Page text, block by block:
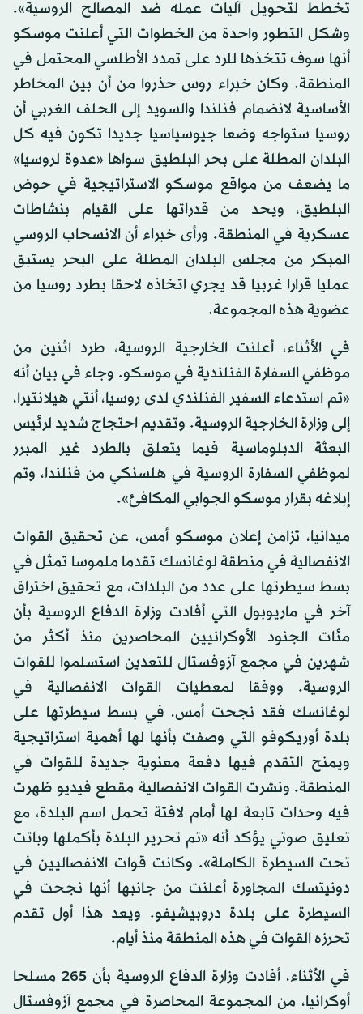
تخطط لتحويل آليات عمله ضد المصالح الروسية».
وشكل التطور واحدة من الخطوات التي أعلنت موسكو
أنها سوف تتخذها للرد على تمدد الأطلسي المحتمل في
المنطقة. وكان خبراء روس حذروا من أن بين المخاطر
الأساسية لانضمام فنلندا والسويد إلى الحلف الغربي أن
روسيا ستواجه وضعا جيوسياسيا جديدا تكون فيه كل
البلدان المطلة على بحر البلطيق سواها «عدوة لروسيا»
ما يضعف من مواقع موسكو الاستراتيجية في حوض
البلطيق، ويحد من قدراتها على القيام بنشاطات
عسكرية في المنطقة. ورأى خبراء أن الانسحاب الروسي
المبكر من مجلس البلدان المطلة على البحر يستبق
عمليا قرارا غربيا قد يجري اتخاذه لاحقا بطرد روسيا من
عضوية هذه المجموعة.
في الأثناء، أعلنت الخارجية الروسية، طرد اثنين من
موظفي السفارة الفنلندية في موسكو. وجاء في بيان أنه
«تم استدعاء السفير الفنلندي لدى روسيا، أنتي هيلانتيرا،
إلى وزارة الخارجية الروسية. وتقديم احتجاج شديد لرئيس
البعثة الدبلوماسية فيما يتعلق بالطرد غير المبرر
لموظفي السفارة الروسية في هلسنكي من فنلندا، وتم
إبلاغه بقرار موسكو الجوابي المكافئ».
ميدانيا، تزامن إعلان موسكو أمس، عن تحقيق القوات
الانفصالية في منطقة لوغانسك تقدما ملموسا تمثل في
بسط سيطرتها على عدد من البلدات، مع تحقيق اختراق
آخر في ماريوبول التي أفادت وزارة الدفاع الروسية بأن
مئات الجنود الأوكرانيين المحاصرين منذ أكثر من
شهرين في مجمع آزوفستال للتعدين استسلموا للقوات
الروسية. ووفقا لمعطيات القوات الانفصالية في
لوغانسك فقد نجحت أمس، في بسط سيطرتها على
بلدة أوريكوفو التي وصفت بأنها لها أهمية استراتيجية
ويمنح التقدم فيها دفعة معنوية جديدة للقوات في
المنطقة. ونشرت القوات الانفصالية مقطع فيديو ظهرت
فيه وحدات تابعة لها أمام لافتة تحمل اسم البلدة، مع
تعليق صوتي يؤكد أنه «تم تحرير البلدة بأكملها وباتت
تحت السيطرة الكاملة». وكانت قوات الانفصاليين في
دونيتسك المجاورة أعلنت من جانبها أنها نجحت في
السيطرة على بلدة دروبيشيفو. ويعد هذا أول تقدم
تحرزه القوات في هذه المنطقة منذ أيام.
في الأثناء، أفادت وزارة الدفاع الروسية بأن 265 مسلحا
أوكرانيا، من المجموعة المحاصرة في مجمع آزوفستال